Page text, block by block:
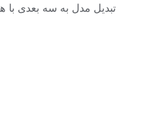
تبدیل مدل به سه بعدی